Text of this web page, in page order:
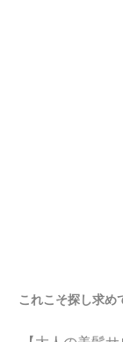
これこそ探し求め